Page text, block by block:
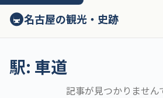
ン
テ
へ
ス
🚇名古屋の観光・史跡
駅: 車道
記事が見つかりません